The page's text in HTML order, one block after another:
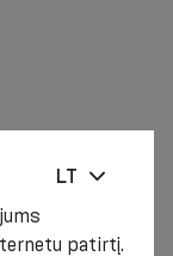
Kroatija,
LT
patirtį.